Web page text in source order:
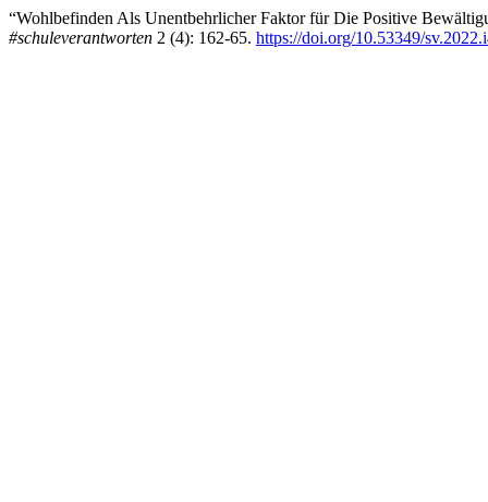
“Wohlbefinden Als Unentbehrlicher Faktor für Die Positive
#schuleverantworten 2 (4): 162-65. https://doi.org/10.53349/